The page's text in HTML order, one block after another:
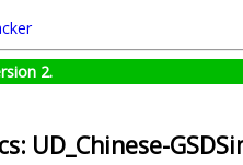
2.
UD_Chinese-